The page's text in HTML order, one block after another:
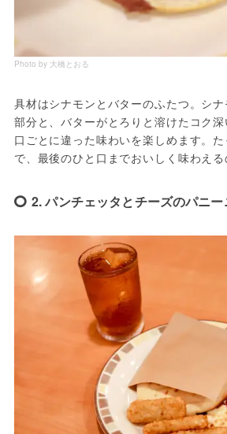
Photo by 大橋とおる
具材はシナモンとバターのふたつ。シ
部分と、バターがとろりと溶けたコク
口ごとに違った味わいを楽しめます。
で、最後のひと口までおいしく味わえる
2. パンチェッタとチーズのパニー